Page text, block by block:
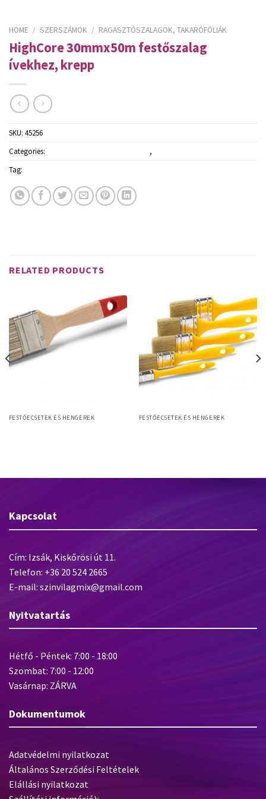
HOME / SZERSZÁMOK / RAGASZTÓSZALAGOK, TAKARÓFÓLIÁK
HighCore 30mmx50m festőszalag
ívekhez, krepp
SKU: 45256
Categories:
,
Tag:
RELATED PRODUCTS
FESTŐECSETEK ÉS HENGEREK FESTŐECSETEK ÉS HENGEREK
Kapcsolat
Cím: Izsák, Kiskőrösi út 11.
Telefon: +36 20 524 2665
E-mail: szinvilagmix@gmail.com
Nyitvatartás
Hétfő - Péntek: 7:00 - 18:00
Szombat: 7:00 - 12:00
Vasárnap: ZÁRVA
Dokumentumok
Adatvédelmi nyilatkozat
Általános Szerződési Feltételek
Elállási nyilatkozat